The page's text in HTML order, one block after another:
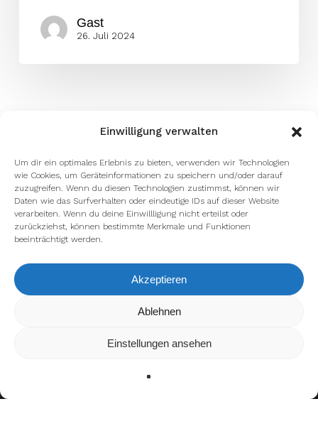
Einwilligung verwalten
Um dir ein optimales Erlebnis zu bieten, verwenden wir Technologien
wie Cookies, um Geräteinformationen zu speichern und/oder darauf
zuzugreifen. Wenn du diesen Technologien zustimmst, können wir
Daten wie das Surfverhalten oder eindeutige IDs auf dieser Website
verarbeiten. Wenn du deine Einwillligung nicht erteilst oder
zurückziehst, können bestimmte Merkmale und Funktionen
beeinträchtigt werden.
Akzeptieren
Ablehnen
Einstellungen ansehen
Gast
26. Juli 2024
Wir verwenden Cookies, um dir die bestmögliche Erfahrung auf
kannst du erfahren, welche Cookies wir
verwenden oder sie ausschalten.